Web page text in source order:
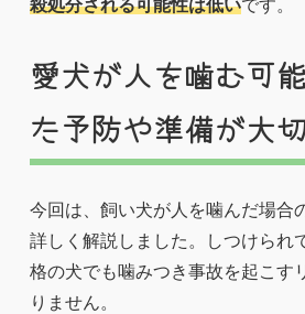
殺処分される可能性は低いです。
愛犬が人を噛む可
た予防や準備が大
今回は、飼い犬が人を噛んだ場合
詳しく解説しました。しつけられ
格の犬でも噛みつき事故を起こす
りません。